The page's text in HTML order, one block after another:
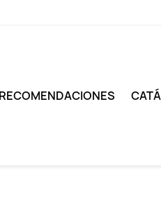
RECOMENDACIONES